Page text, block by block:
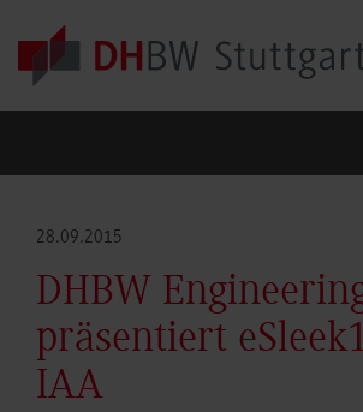
Skip to main content
28.09.2015
DHBW
präsentiert
IAA